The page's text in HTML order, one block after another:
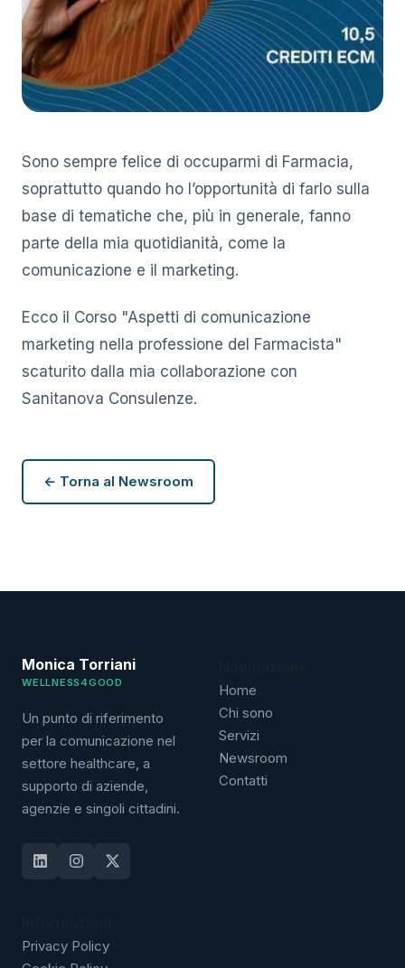
Sono sempre felice di occuparmi di Farmacia,
soprattutto quando ho l’opportunità di farlo sulla
base di tematiche che, più in generale, fanno
parte della mia quotidianità, come la
comunicazione e il marketing.
Ecco il Corso "Aspetti di comunicazione
marketing nella professione del Farmacista"
scaturito dalla mia collaborazione con
Sanitanova Consulenze.
← Torna al Newsroom
Monica Torriani
WELLNESS4GOOD
Un punto di riferimento
per la comunicazione nel
settore healthcare, a
supporto di aziende,
agenzie e singoli cittadini.
Home
Chi sono
Servizi
Newsroom
Contatti
Privacy Policy